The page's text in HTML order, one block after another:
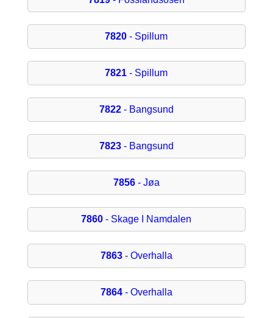
7820 - Spillum
7821 - Spillum
7822- Bangsund
7823- Bangsund
7856- Jøa
7860 - Skage I Namdalen
7863- Overhalla
7864- Overhalla